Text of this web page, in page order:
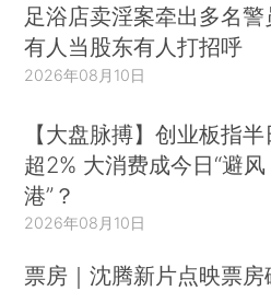
足浴店卖淫案牵出多名警
有人当股东有人打招呼
2026年08月10日
【大盘脉搏】创业板指半
超2% 大消费成今日“避风
港”？
2026年08月10日
票房｜沈腾新片点映票房